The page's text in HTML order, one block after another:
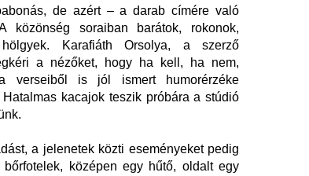
de azért – a darab címére való
közönség soraiban barátok, rokonok,
Karafiáth Orsolya, a szerző
a nézőket, hogy ha kell, ha nem,
verseiből is jól ismert humorérzéke
kacajok teszik próbára a stúdió
a jelenetek közti eseményeket pedig
középen egy hűtő, oldalt egy